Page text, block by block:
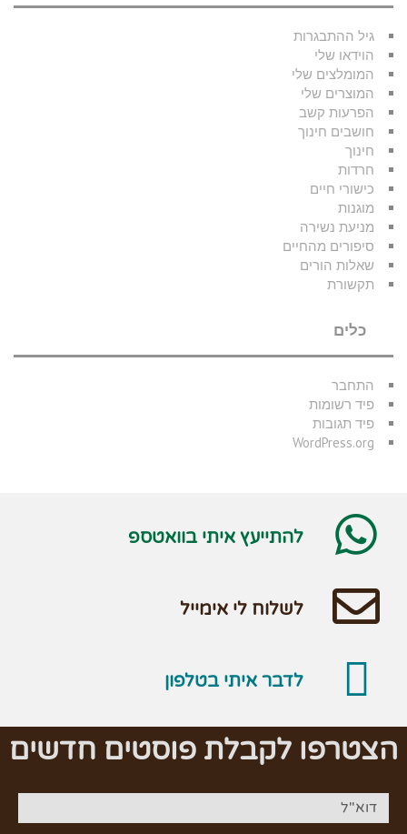
גיל ההתבגרות
הוידאו שלי
המומלצים שלי
המוצרים שלי
הפרעות קשב
חושבים חינוך
חינוך
חרדות
כישורי חיים
מוגנות
מניעת נשירה
סיפורים מהחיים
שאלות הורים
תקשורת
כלים
התחבר
פיד רשומות
פיד תגובות
WordPress.org
להתייעץ איתי בוואטספ
לשלוח לי אימייל
לדבר איתי בטלפון
הצטרפו לקבלת פוסטים חדשים